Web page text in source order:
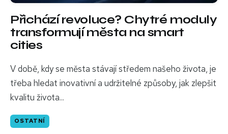
Přichází revoluce? Chytré moduly
transformují města na smart
cities
V době, kdy se města stávají středem našeho života, je
třeba hledat inovativní a udržitelné způsoby, jak zlepšit
kvalitu života...
OSTATNÍ